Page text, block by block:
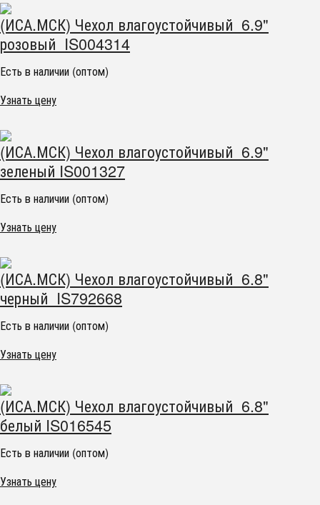
(ИСА.МСК) Чехол влагоустойчивый 6.9"
розовый IS004314
Есть в наличии (оптом)
Узнать цену
(ИСА.МСК) Чехол влагоустойчивый 6.9"
зеленый IS001327
Есть в наличии (оптом)
Узнать цену
(ИСА.МСК) Чехол влагоустойчивый 6.8"
черный IS792668
Есть в наличии (оптом)
Узнать цену
(ИСА.МСК) Чехол влагоустойчивый 6.8"
белый IS016545
Есть в наличии (оптом)
Узнать цену